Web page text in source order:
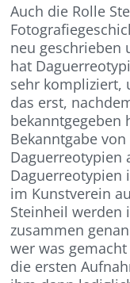
Auch die Rolle
neu geschrieben
hat
sehr kompliziert,
das erst,
bekanntgegeben
Bekanntgabe
Daguerreotypien
Daguerreotypien
im Kunstverein
Steinheil werden
zusammen
wer was
die ersten